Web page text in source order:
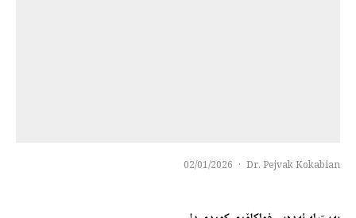
Dr. Pejvak Kokabian
·
02/01/2026